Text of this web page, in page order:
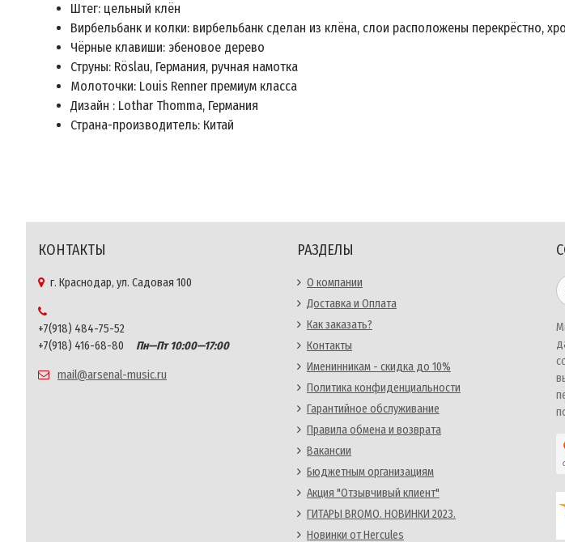
Штег: цельный клён
Вирбельбанк и колки: вирбельбанк сделан из клёна, слои расположены перекрёстно,
Чёрные клавиши: эбеновое дерево
Струны: Röslau, Германия, ручная намотка
Молоточки: Louis Renner премиум класса
Дизайн : Lothar Thomma, Германия
Страна-производитель: Китай
КОНТАКТЫ
г. Краснодар, ул. Садовая 100
+7(918) 484-75-52
+7(918) 416-68-80
Пн—Пт 10:00—17:00
mail@arsenal-music.ru
РАЗДЕЛЫ
О компании
Доставка и Оплата
Как заказать?
Контакты
Именинникам - скидка до 10%
Политика конфиденциальности
Гарантийное обслуживание
Правила обмена и возврата
Вакансии
Бюджетным организациям
Акция "Отзывчивый клиент"
ГИТАРЫ BROMO. НОВИНКИ 2023.
Новинки от Hercules